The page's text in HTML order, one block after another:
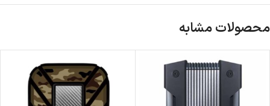
محصولات مشابه